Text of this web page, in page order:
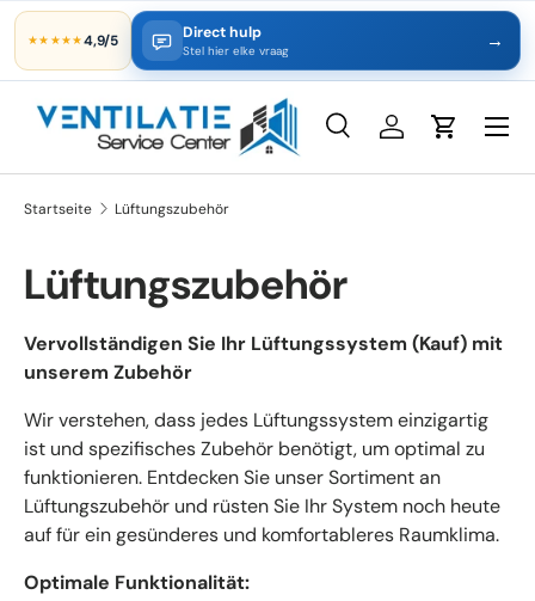
Direkt zum Inhalt
★★★★★4,9/5 Direct hulp
Stel hier elke vraag →
Suchen
Art
SucheEinloggen
Startseite Lüftungszubehör
Lüftungszubehör
Vervollständigen Sie Ihr Lüftungssystem (Kauf) mit
unserem Zubehör
Wir verstehen, dass jedes Lüftungssystem einzigartig
ist und spezifisches Zubehör benötigt, um optimal zu
funktionieren. Entdecken Sie unser Sortiment an
Lüftungszubehör und rüsten Sie Ihr System noch heute
auf für ein gesünderes und komfortableres Raumklima.
Optimale Funktionalität: